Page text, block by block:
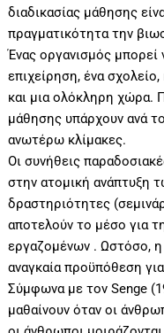
διαδικασίας μάθησης
πραγματικότητα την
Ένας οργανισμός μπορεί
επιχείρηση, ένα
και μια ολόκληρη χώρα.
μάθησης υπάρχουν ανά
ανωτέρω κλίμακες.
Οι συνήθεις
στην ατομική ανάπτυξη
δραστηριότητες
αποτελούν το μέσο για
εργαζομένων . Ωστόσο, η
αναγκαία προϋπόθεση
Σύμφωνα με τον Senge
μαθαίνουν όταν οι